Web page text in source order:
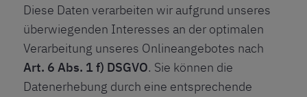
Diese Daten verarbeiten wir aufgrund unseres
überwiegenden Interesses an der optimalen
Verarbeitung unseres Onlineangebotes nach
Art. 6 Abs. 1 f) DSGVO. Sie können die
Datenerhebung durch eine entsprechende